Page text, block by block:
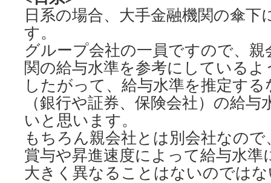
日系の場合、大手金融機関の傘
す。
グループ会社の一員ですので、
関の給与水準を参考にしている
したがって、給与水準を推定す
（銀行や証券、保険会社）の給
いと思います。
もちろん親会社とは別会社なの
賞与や昇進速度によって給与水
大きく異なることはないのでは